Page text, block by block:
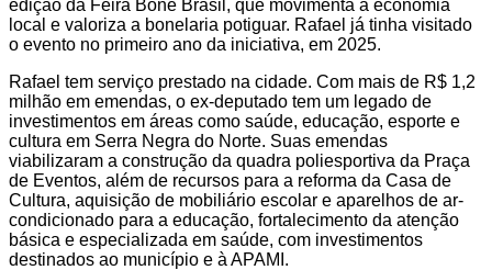
edição da Feira Boné Brasil, que movimenta a economia
local e valoriza a bonelaria potiguar. Rafael já tinha visitado
o evento no primeiro ano da iniciativa, em 2025.
Rafael tem serviço prestado na cidade. Com mais de R$ 1,2
milhão em emendas, o ex-deputado tem um legado de
investimentos em áreas como saúde, educação, esporte e
cultura em Serra Negra do Norte. Suas emendas
viabilizaram a construção da quadra poliesportiva da Praça
de Eventos, além de recursos para a reforma da Casa de
Cultura, aquisição de mobiliário escolar e aparelhos de ar-
condicionado para a educação, fortalecimento da atenção
básica e especializada em saúde, com investimentos
destinados ao município e à APAMI.